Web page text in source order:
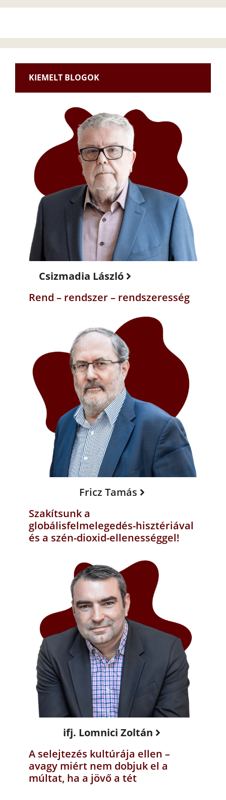
KIEMELT BLOGOK
Csizmadia László
Rend – rendszer – rendszeresség
Fricz Tamás
Szakítsunk a
globálisfelmelegedés-hisztériával
és a szén-dioxid-ellenességgel!
ifj. Lomnici Zoltán
A selejtezés kultúrája ellen –
avagy miért nem dobjuk el a
múltat, ha a jövő a tét